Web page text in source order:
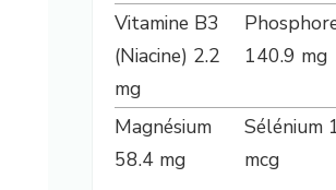
Vitamine B3
(Niacine) 2.2
mg
140.9 mg
Magnésium
58.4mg
Sélénium
mcg